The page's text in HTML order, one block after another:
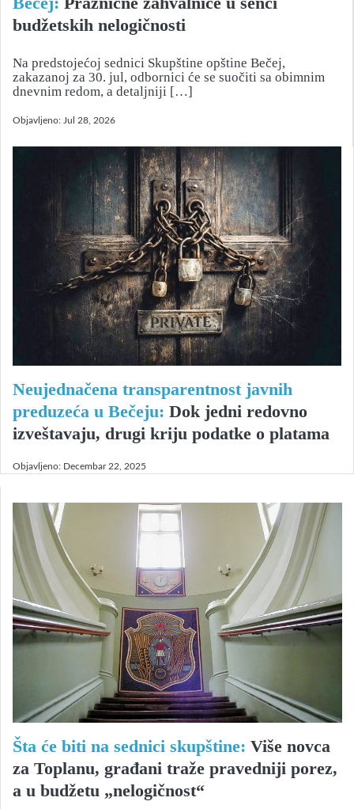
budžetskih nelogičnosti
Na predstojećoj sednici Skupštine opštine Bečej,
zakazanoj za 30. jul, odbornici će se suočiti sa obimnim
dnevnim redom, a detaljniji […]
Objavljeno: Jul 28, 2026
Neujednačena transparentnost javnih
preduzeća u Bečeju: Dok jedni redovno
izveštavaju, drugi kriju podatke o platama
Objavljeno: Decembar 22, 2025
Šta će biti na sednici skupštine: Više novca
za Toplanu, građani traže pravedniji porez,
a u budžetu „nelogičnost“